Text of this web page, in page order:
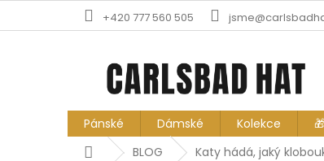
+420 777 560 505
Pánské Dámské Kolekce
DomůBLOG Katy hádá, jaký